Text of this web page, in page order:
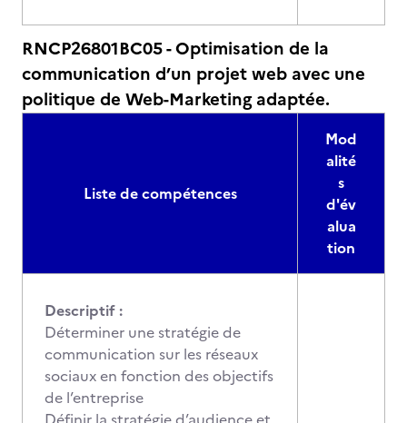
RNCP26801BC05 - Optimisation de la
communication d’un projet web avec une
politique de Web-Marketing adaptée.
Liste de compétences
Mod
alité
s
d'év
alua
tion
Descriptif :
Déterminer une stratégie de
communication sur les réseaux
sociaux en fonction des objectifs
de l’entreprise